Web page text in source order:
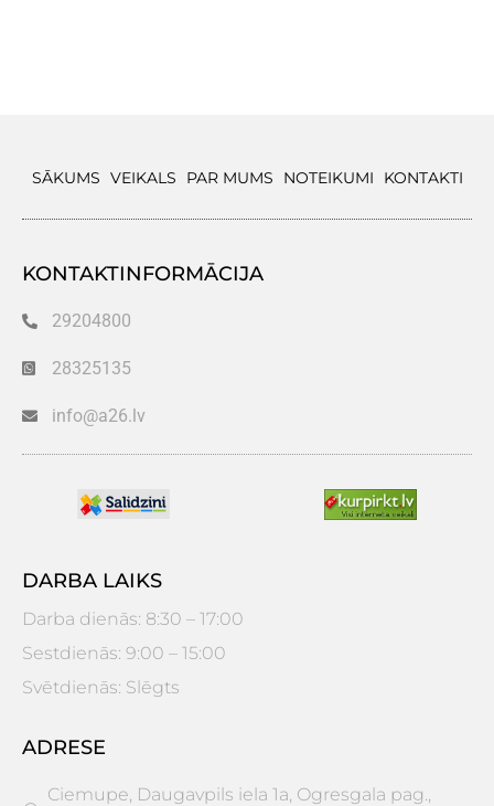
SĀKUMS VEIKALS PAR MUMS NOTEIKUMI KONTAKTI
KONTAKTINFORMĀCIJA
29204800
28325135
info@a26.lv
DARBA LAIKS
Darba dienās: 8:30 – 17:00
Sestdienās: 9:00 – 15:00
Svētdienās: Slēgts
ADRESE
Ciemupe, Daugavpils iela 1a, Ogresgala pag.,